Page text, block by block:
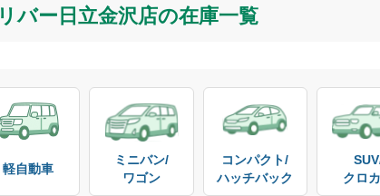
バー日立金沢店の在庫一覧
軽自動車
ミニバン/
ワゴン
コンパクト/
ハッチバック
クロ